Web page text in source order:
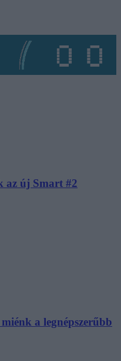
az új Smart #2
a legnépszerűbb